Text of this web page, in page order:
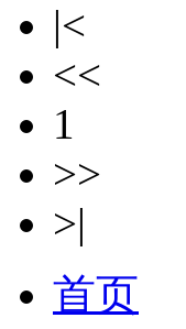
|<
<<
1
>>
>|
首页